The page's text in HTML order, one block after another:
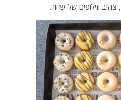
וזילופים של שחור.